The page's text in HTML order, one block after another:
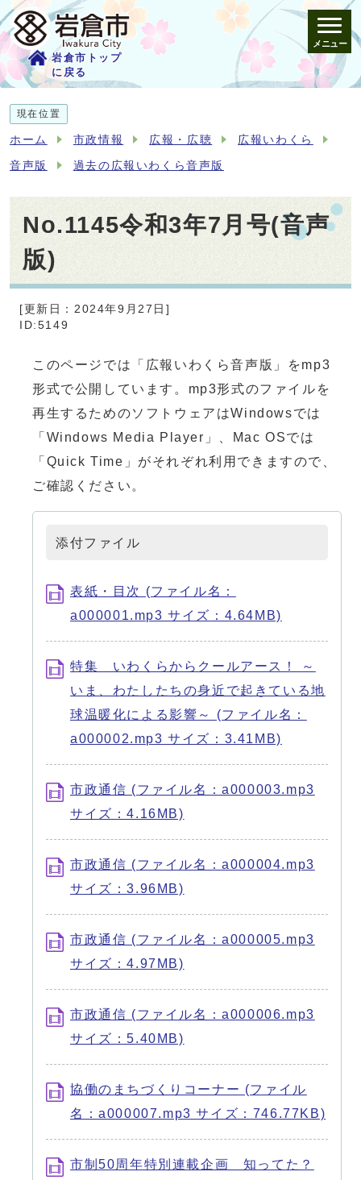
岩倉市トップ
に戻る
メニュー
現在位置
ホーム 市政情報 広報・広聴 広報いわくら
音声版 過去の広報いわくら音声版
No.1145令和3年7月号(音声
版)
[更新日：2024年9月27日]
ID:5149
このページでは「広報いわくら音声版」をmp3
形式で公開しています。mp3形式のファイルを
再生するためのソフトウェアはWindowsでは
「Windows Media Player」、Mac OSでは
「Quick Time」がそれぞれ利用できますので、
ご確認ください。
添付ファイル
表紙・目次 (ファイル名：
a000001.mp3 サイズ：4.64MB)
特集 いわくらからクールアース！ ～
いま、わたしたちの身近で起きている地
球温暖化による影響～ (ファイル名：
a000002.mp3 サイズ：3.41MB)
市政通信 (ファイル名：a000003.mp3
サイズ：4.16MB)
市政通信 (ファイル名：a000004.mp3
サイズ：3.96MB)
市政通信 (ファイル名：a000005.mp3
サイズ：4.97MB)
市政通信 (ファイル名：a000006.mp3
サイズ：5.40MB)
協働のまちづくりコーナー (ファイル
名：a000007.mp3 サイズ：746.77KB)
市制50周年特別連載企画 知ってた？